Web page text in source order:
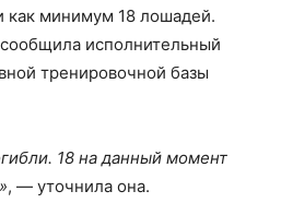
как минимум 18 лошадей.
исполнительный
тренировочной базы
18 на данный момент
, — уточнила она.